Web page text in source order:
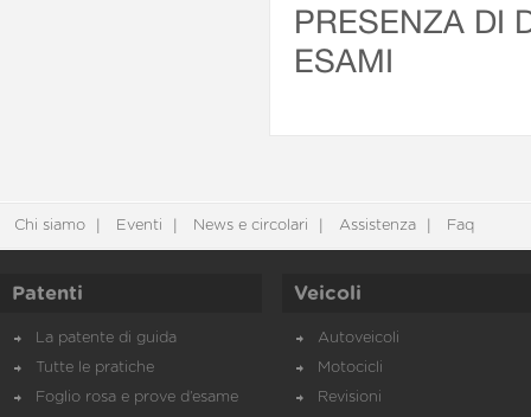
PRESENZA DI
ESAMI
Chi siamo Eventi News e circolari Assistenza Faq
Patenti
La patente di guida
Tutte le pratiche
Foglio rosa e prove d’esame
Veicoli
Autoveicoli
Motocicli
Revisioni